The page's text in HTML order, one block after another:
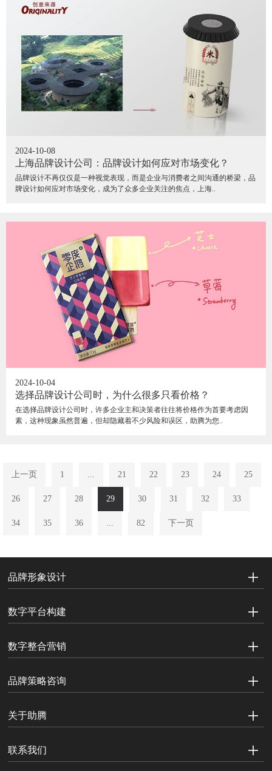
2024-10-08
上海品牌设计公司：品牌设计如何应对市场变化？
品牌设计不再仅仅是一种视觉表现，而是企业与消费者之间沟通的桥梁，品
牌设计如何应对市场变化，成为了众多企业关注的焦点，上海..
2024-10-04
选择品牌设计公司时，为什么很多只看价格？
在选择品牌设计公司时，许多企业主和决策者往往将价格作为首要考虑因
素，这种现象虽然普遍，但却隐藏着不少风险和误区，助腾为您..
上一页 1 21 22 23 24 25
26 27 28 29 30 31 32 33
34 35 36 82 下一页
品牌形象设计
数字平台构建
数字整合营销
品牌策略咨询
关于助腾
联系我们